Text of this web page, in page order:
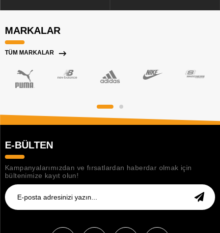
MARKALAR
TÜM MARKALAR
E-BÜLTEN
Kampanyalarımızdan ve fırsatlardan haberdar olmak için
bültenimize kayıt olun!